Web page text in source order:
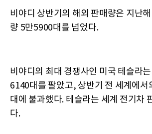
비야디 상반기의 해외 판매량은 지난
량 5만5900대를 넘었다.
비야디의 최대 경쟁사인 미국 테슬라
6140대를 팔았고, 상반기 전 세계에서
대에 불과했다. 테슬라는 세계 전기차
다.